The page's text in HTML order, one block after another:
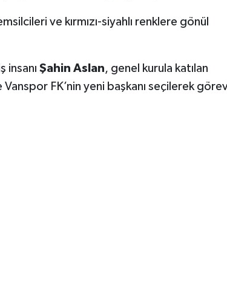
ve kırmızı-siyahlı renklere gönül
insanı Şahin Aslan, genel kurula katılan
FK’nin yeni başkanı seçilerek